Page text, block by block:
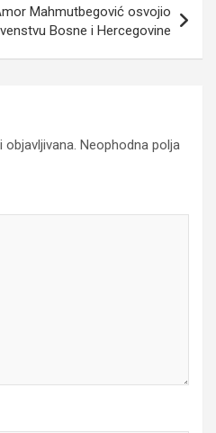
Mahmutbegović osvojio
Bosne i Hercegovine
Neophodna polja